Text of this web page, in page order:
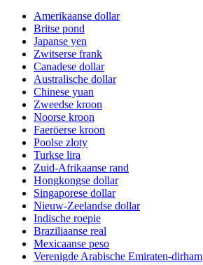
Amerikaanse dollar
Britse pond
Japanse yen
Zwitserse frank
Canadese dollar
Australische dollar
Chinese yuan
Zweedse kroon
Noorse kroon
Faeröerse kroon
Poolse zloty
Turkse lira
Zuid-Afrikaanse rand
Hongkongse dollar
Singaporese dollar
Nieuw-Zeelandse dollar
Indische roepie
Braziliaanse real
Mexicaanse peso
Verenigde Arabische Emiraten-dirham